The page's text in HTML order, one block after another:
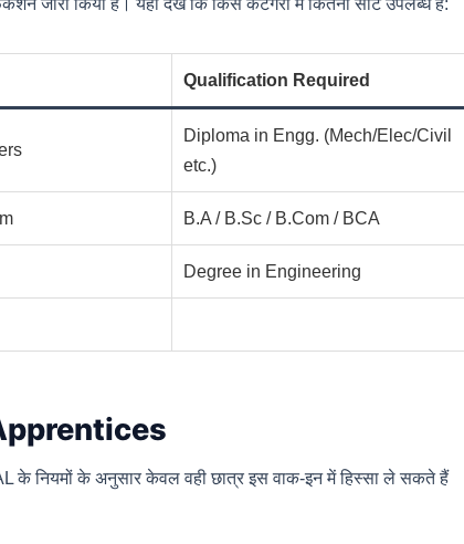
Qualification Required
Diploma in Engg. (Mech/Elec/Civil
etc.)
B.A / B.Sc / B.Com / BCA
Degree in Engineering
के नियमों के अनुसार केवल वही छात्र इस वाक-इन में हिस्सा ले सकते हैं